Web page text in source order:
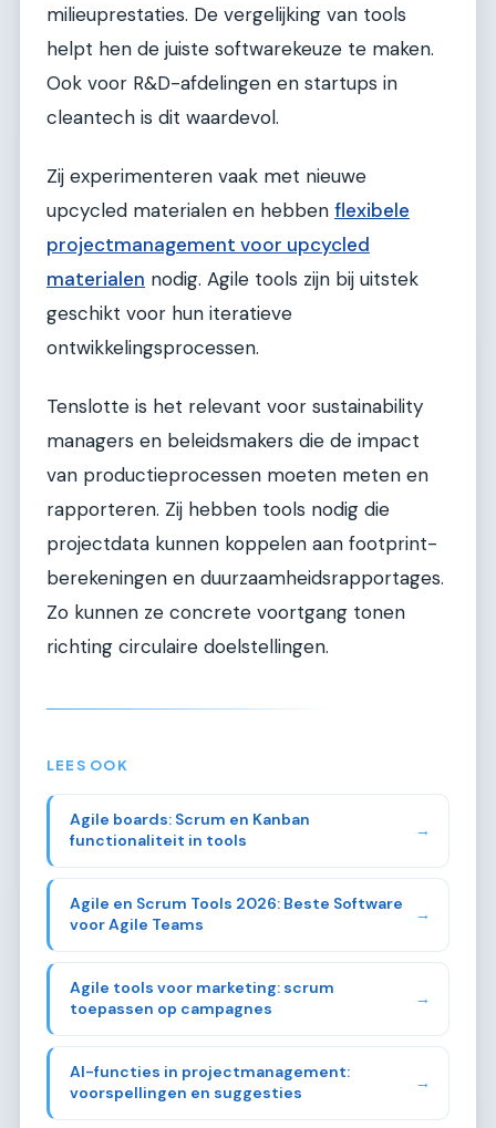
milieuprestaties. De vergelijking van tools
helpt hen de juiste softwarekeuze te maken.
Ook voor R&D-afdelingen en startups in
cleantech is dit waardevol.
Zij experimenteren vaak met nieuwe
upcycled materialen en hebben flexibele
projectmanagement voor upcycled
materialen nodig. Agile tools zijn bij uitstek
geschikt voor hun iteratieve
ontwikkelingsprocessen.
Tenslotte is het relevant voor sustainability
managers en beleidsmakers die de impact
van productieprocessen moeten meten en
rapporteren. Zij hebben tools nodig die
projectdata kunnen koppelen aan footprint-
berekeningen en duurzaamheidsrapportages.
Zo kunnen ze concrete voortgang tonen
richting circulaire doelstellingen.
LEES OOK
Agile boards: Scrum en Kanban
functionaliteit in tools
→
Agile en Scrum Tools 2026: Beste Software
voor Agile Teams
→
Agile tools voor marketing: scrum
toepassen op campagnes
→
AI-functies in projectmanagement:
voorspellingen en suggesties
→